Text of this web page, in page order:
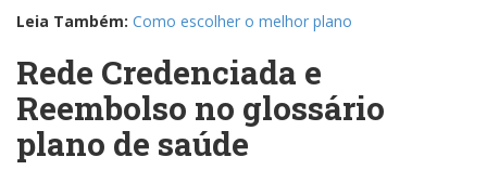
Leia Também: Como escolher o melhor plano
Rede Credenciada e
Reembolso no glossário
plano de saúde